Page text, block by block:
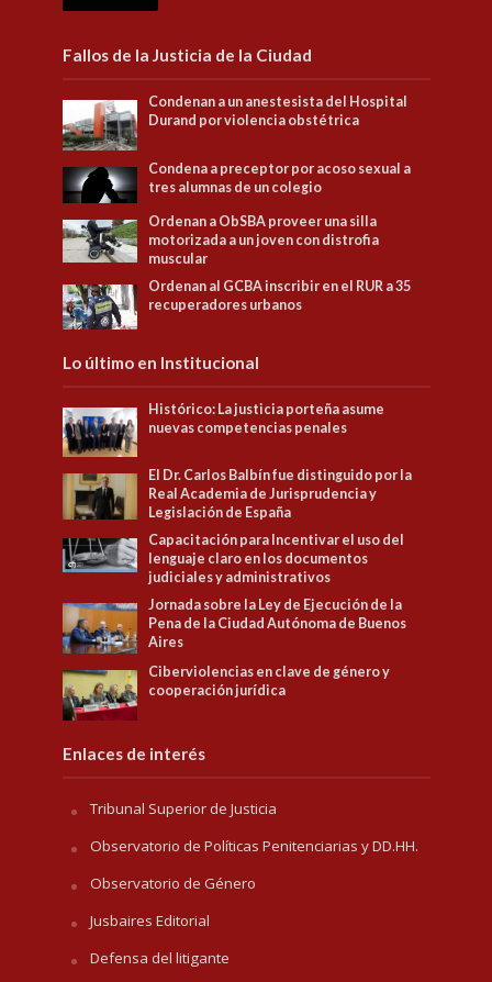
Fallos de la Justicia de la Ciudad
Condenan a un anestesista del Hospital
Durand por violencia obstétrica
Condena a preceptor por acoso sexual a
tres alumnas de un colegio
Ordenan a ObSBA proveer una silla
motorizada a un joven con distrofia
muscular
Ordenan al GCBA inscribir en el RUR a 35
recuperadores urbanos
Lo último en Institucional
Histórico: La justicia porteña asume
nuevas competencias penales
El Dr. Carlos Balbín fue distinguido por la
Real Academia de Jurisprudencia y
Legislación de España
Capacitación para Incentivar el uso del
lenguaje claro en los documentos
judiciales y administrativos
Jornada sobre la Ley de Ejecución de la
Pena de la Ciudad Autónoma de Buenos
Aires
Ciberviolencias en clave de género y
cooperación jurídica
Enlaces de interés
Tribunal Superior de Justicia
Observatorio de Políticas Penitenciarias y DD.HH.
Observatorio de Género
Jusbaires Editorial
Defensa del litigante